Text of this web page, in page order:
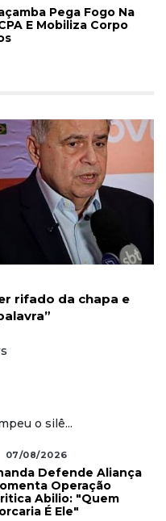
Pega Fogo Na
E Mobiliza Corpo
rifado da chapa e
o silê...
07/08/2026
Defende Aliança
Operação
Abilio: "Quem
É Ele"